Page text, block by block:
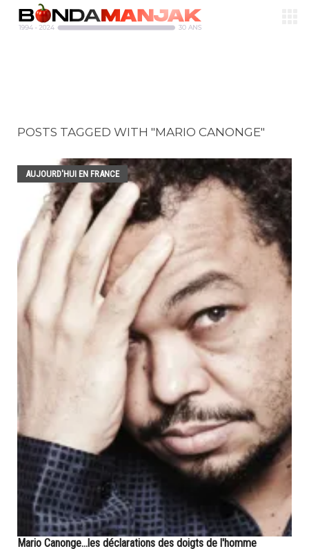
POSTS TAGGED WITH "MARIO CANONGE"
AUJOURD'HUI EN FRANCE
Mario Canonge...les déclarations des doigts de l'homme